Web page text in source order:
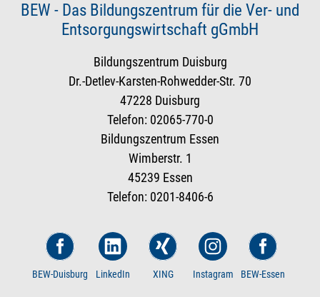
BEW - Das Bildungszentrum für die Ver- und
Entsorgungswirtschaft gGmbH
Bildungszentrum Duisburg
Dr.-Detlev-Karsten-Rohwedder-Str. 70
47228 Duisburg
Telefon: 02065-770-0
Bildungszentrum Essen
Wimberstr. 1
45239 Essen
Telefon: 0201-8406-6
BEW-Duisburg LinkedIn XING Instagram BEW-Essen